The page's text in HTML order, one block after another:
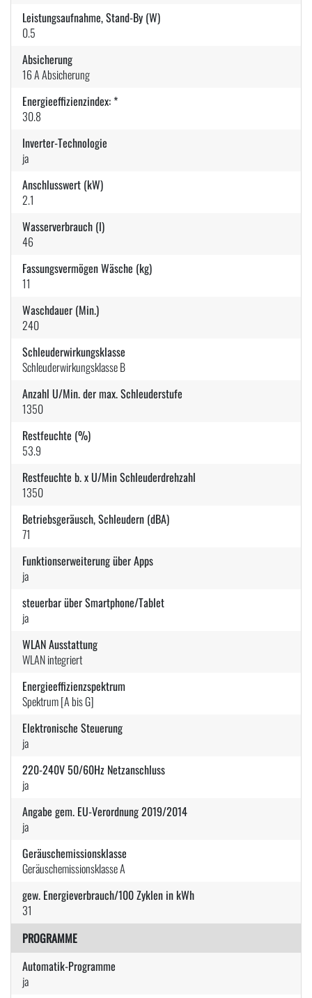
Leistungsaufnahme, Stand-By (W)
0.5
Absicherung
16 A Absicherung
Energieeffizienzindex: *
30.8
Inverter-Technologie
ja
Anschlusswert (kW)
2.1
Wasserverbrauch (l)
46
Fassungsvermögen Wäsche (kg)
11
Waschdauer (Min.)
240
Schleuderwirkungsklasse
Schleuderwirkungsklasse B
Anzahl U/Min. der max. Schleuderstufe
1350
Restfeuchte (%)
53.9
Restfeuchte b. x U/Min Schleuderdrehzahl
1350
Betriebsgeräusch, Schleudern (dBA)
71
Funktionserweiterung über Apps
ja
steuerbar über Smartphone/Tablet
ja
WLAN Ausstattung
WLAN integriert
Energieeffizienzspektrum
Spektrum [A bis G]
Elektronische Steuerung
ja
220-240V 50/60Hz Netzanschluss
ja
Angabe gem. EU-Verordnung 2019/2014
ja
Geräuschemissionsklasse
Geräuschemissionsklasse A
gew. Energieverbrauch/100 Zyklen in kWh
31
PROGRAMME
Automatik-Programme
ja